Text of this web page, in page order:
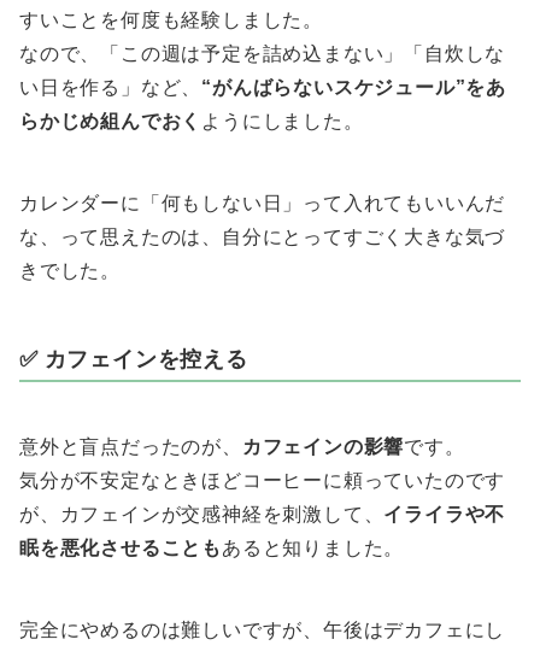
すいことを何度も経験しました。
なので、「この週は予定を詰め込まない」「自炊しな
い日を作る」など、 “がんばらないスケジュール”をあ
らかじめ組んでおく ようにしました。
カレンダーに「何もしない日」って入れてもいいんだ
な、って思えたのは、自分にとってすごく大きな気づ
きでした。
✅ カフェインを控える
意外と盲点だったのが、 カフェインの影響です。
気分が不安定なときほどコーヒーに頼っていたのです
が、カフェインが交感神経を刺激して、 イライラや不
眠を悪化させることも あると知りました。
完全にやめるのは難しいですが、午後はデカフェにし